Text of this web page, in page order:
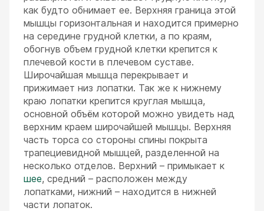
как будто обнимает ее. Верхняя граница этой
мышцы горизонтальная и находится примерно
на середине грудной клетки, а по краям,
обогнув объем грудной клетки крепится к
плечевой кости в плечевом суставе.
Широчайшая мышца перекрывает и
прижимает низ лопатки. Так же к нижнему
краю лопатки крепится круглая мышца,
основной объём которой можно увидеть над
верхним краем широчайшей мышцы. Верхняя
часть торса со стороны спины покрыта
трапециевидной мышцей, разделенной на
несколько отделов. Верхний – примыкает к
шее, средний – расположен между
лопатками, нижний – находится в нижней
части лопаток.